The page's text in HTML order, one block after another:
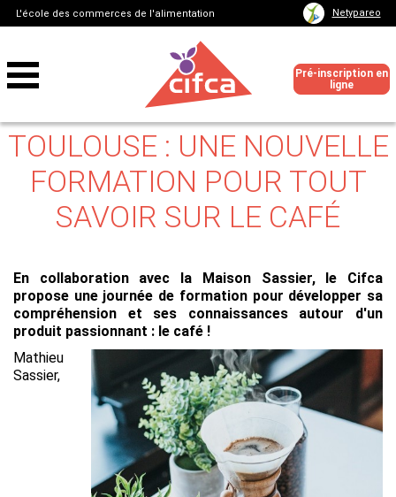
L'école des commerces de l'alimentation Netypareo
Pré-inscription en
ligne
TOULOUSE : UNE NOUVELLE
FORMATION POUR TOUT
SAVOIR SUR LE CAFÉ
En collaboration avec la Maison Sassier, le Cifca
propose une journée de formation pour développer sa
compréhension et ses connaissances autour d'un
produit passionnant : le café !
Mathieu
Sassier,